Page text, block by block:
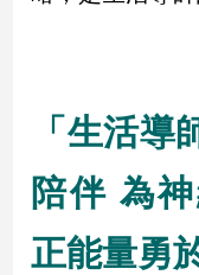
「生活導
陪伴 為
正能量勇